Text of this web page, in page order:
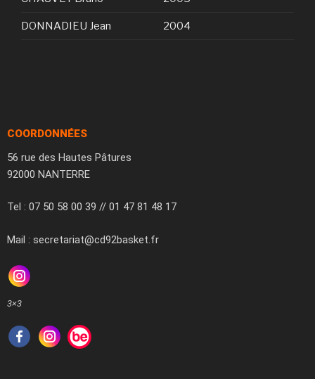
DONNADIEU Jean 2004
COORDONNÉES
56 rue des Hautes Pâtures
92000 NANTERRE
Tel : 07 50 58 00 39 // 01 47 81 48 17
Mail : secretariat@cd92basket.fr
3×3